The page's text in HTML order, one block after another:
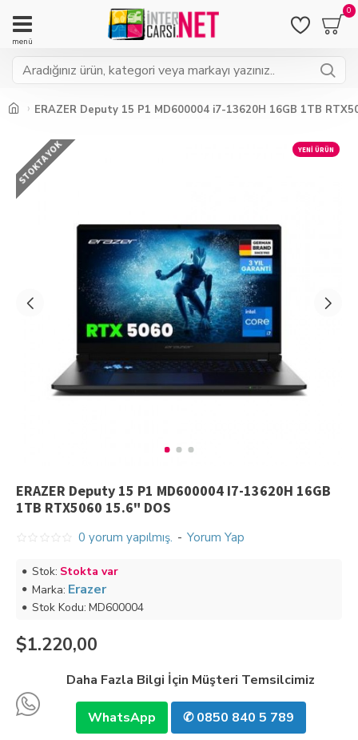
0
ERAZER Deputy 15 P1 MD600004 i7-13620H 16GB 1TB
YENI ÜRÜN
STOKTA YOK
ERAZER Deputy 15 P1 MD600004 I7-13620H 16GB
1TB RTX5060 15.6" DOS
Stok: Stokta var
Marka: Erazer
Stok Kodu: MD600004
0 yorum yapılmış. - Yorum Yap
$1.220,00
Daha Fazla Bilgi İçin Müşteri Temsilcimiz
WhatsApp ✆ 0850 840 5 789